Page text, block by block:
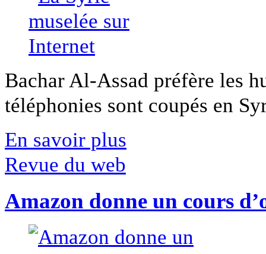
Bachar Al-Assad préfère les
téléphonies sont coupés en
En savoir plus
Revue du web
Amazon donne un cours